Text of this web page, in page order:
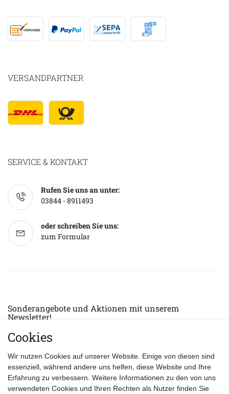
VERSANDPARTNER
SERVICE & KONTAKT
Rufen Sie uns an unter:
03844 - 8911493
oder schreiben Sie uns:
zum Formular
Sonderangebote und Aktionen mit unserem
Newsletter!
E-MAIL *
Datenschutzerklärung
Cookies
Wir nutzen Cookies auf unserer Website. Einige von diesen sind
essenziell, während andere uns helfen, diese Website und Ihre
Erfahrung zu verbessern. Weitere Informationen zu den von uns
verwendeten Cookies und Ihren Rechten als Nutzer finden Sie